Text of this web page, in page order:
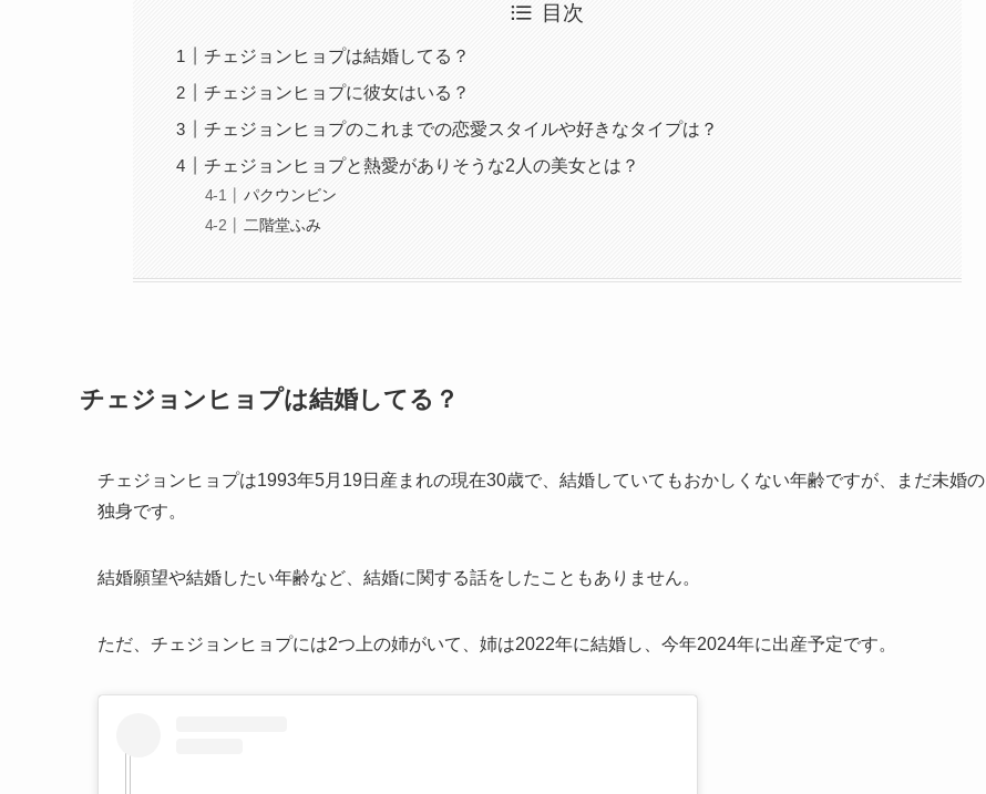
目次
チェジョンヒョプは結婚してる？
チェジョンヒョプに彼女はいる？
チェジョンヒョプのこれまでの恋愛スタイルや好きなタイプは？
チェジョンヒョプと熱愛がありそうな2人の美女とは？
パクウンビン
二階堂ふみ
チェジョンヒョプは結婚してる？
チェジョンヒョプは1993年5月19日産まれの現在30歳で、結婚していてもおかしくない年齢ですが、まだ未婚の
独身です。
結婚願望や結婚したい年齢など、結婚に関する話をしたこともありません。
ただ、チェジョンヒョプには2つ上の姉がいて、姉は2022年に結婚し、今年2024年に出産予定です。